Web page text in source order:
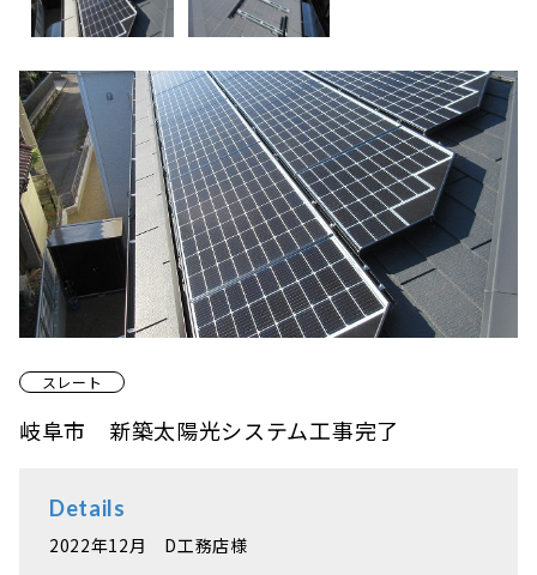
スレート
岐阜市 新築太陽光システム工事完了
Details
2022年12月 D工務店様